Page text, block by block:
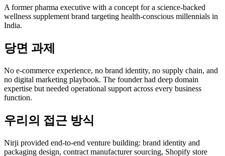
A former pharma executive with a concept for a science-backed
wellness supplement brand targeting health-conscious millennials in
India.
당면 과제
No e-commerce experience, no brand identity, no supply chain, and
no digital marketing playbook. The founder had deep domain
expertise but needed operational support across every business
function.
우리의 접근 방식
Nirji provided end-to-end venture building: brand identity and
packaging design, contract manufacturer sourcing, Shopify store